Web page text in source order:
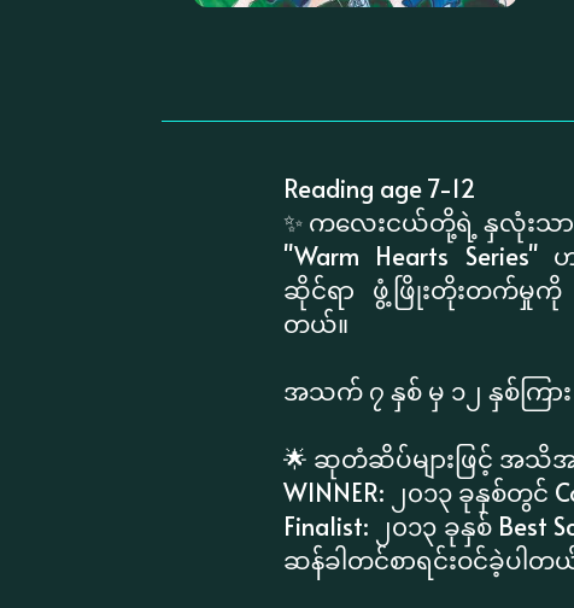
Reading age 7-12
​✨ ကလေးငယ်တို့ရဲ့ နှလုံးသား
​"Warm Hearts
ဆိုင်ရာ ဖွံ့ဖြိုးတိုးတက်မှုကို
တယ်။
အသက် ၇ နှစ် မှ ၁၂ နှစ်ကြ
​🌟 ဆုတံဆိပ်များဖြင့် အသိအ
​WINNER: ၂၀၁၃ ခုနှစ်တွင်
​Finalist: ၂၀၁၃ ခုနှစ် Best
ဆန်ခါတင်စာရင်းဝင်ခဲ့ပါတ